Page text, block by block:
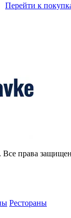
Перейти к
Все права
Рестораны